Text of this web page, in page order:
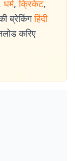
धर्म, क्रिकेट,
ब्रेकिंग हिंदी
करिए